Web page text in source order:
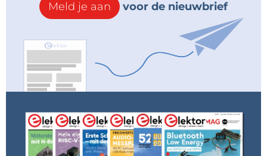
Meld je aan voor de nieuwbrief